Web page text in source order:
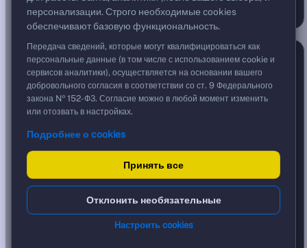
Объём выше среднего
Индекс страха и жадности 7 авг., 23:21
44
0–44
НЕЙТРАЛЬНО
45–55 56–100
КОМПОНЕНТЫ — ОТКЛОНЕНИЕ ОТ НЕЙТРАЛИ
персонализации. Строго необходимые cookies
обеспечивают базовую функциональность.
Передача сведений, которые могут квалифицироваться как
персональные данные (в том числе с использованием cookie и
сервисов аналитики), осуществляется на основании вашего
добровольного согласия в соответствии со ст. 9 Федерального
закона № 152-ФЗ. Согласие можно в любой момент изменить
или отозвать в настройках.
Подробнее о cookies
Принять все
Отклонить необязательные
Настроить cookies